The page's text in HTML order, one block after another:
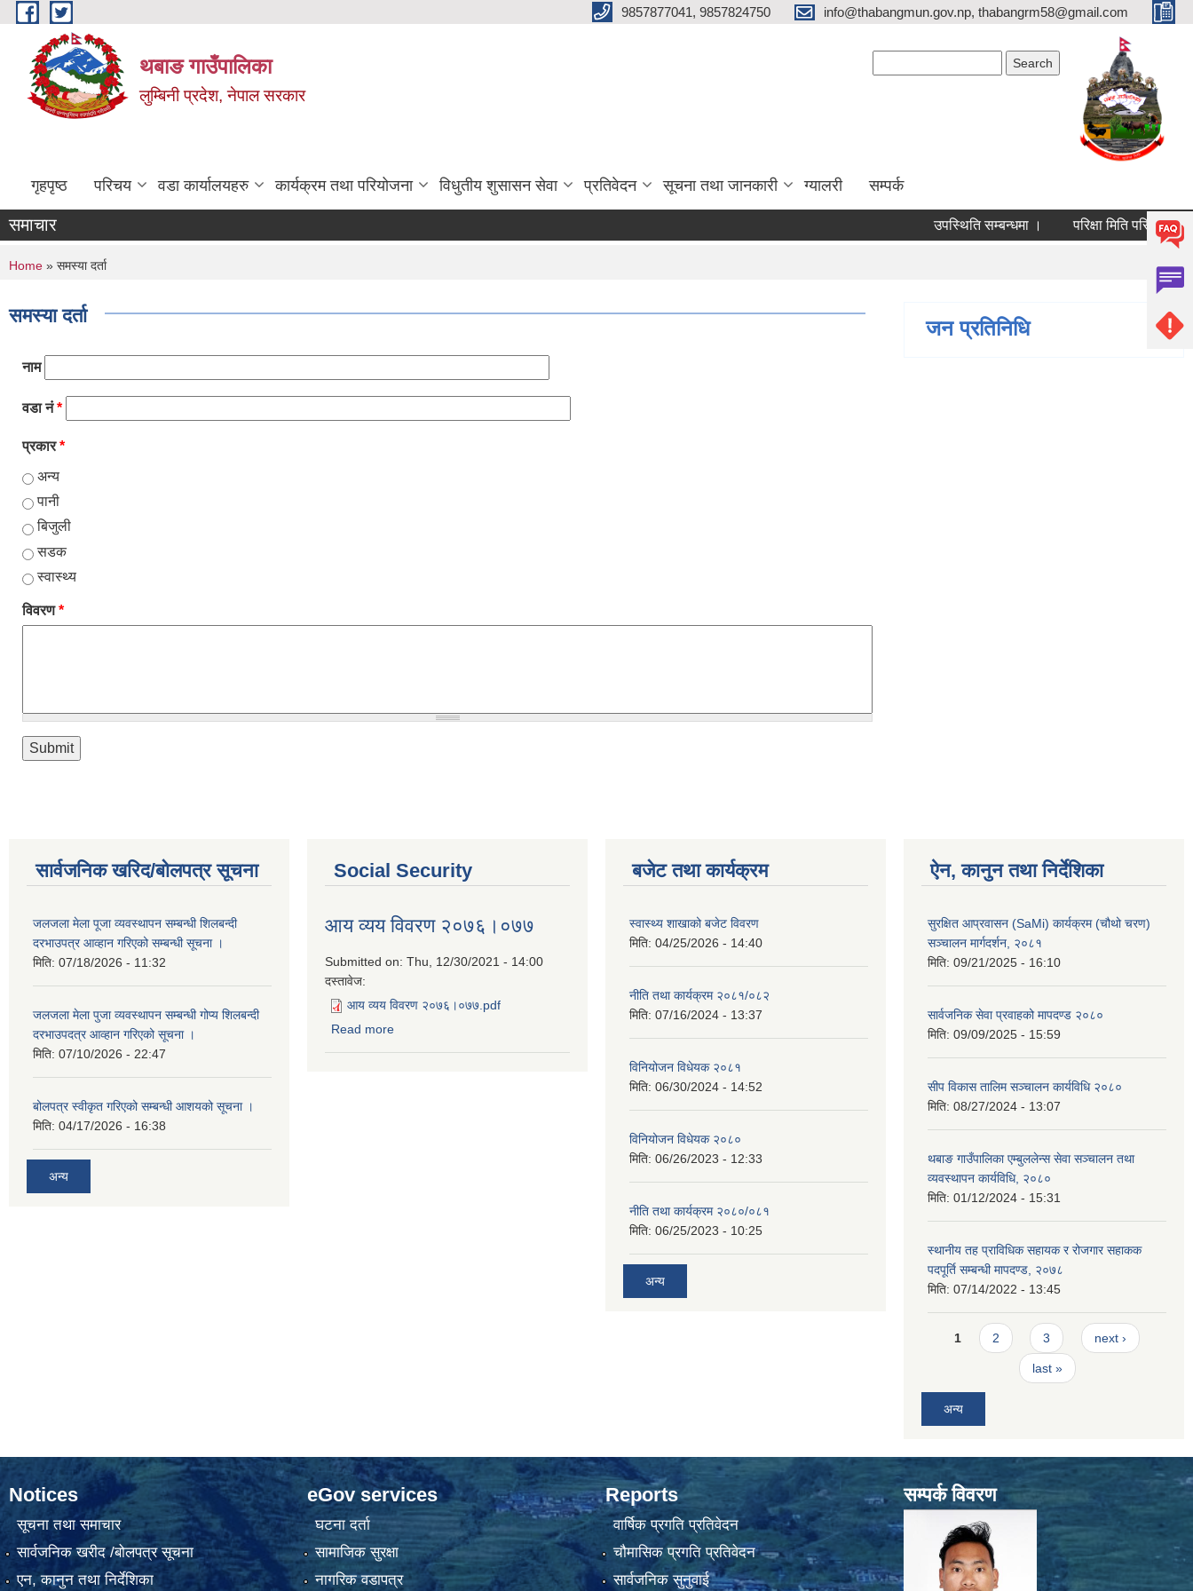
Skip to main content 9857877041, 9857824750 info@thabangmun.gov.np, thabangrm58@gmail.com
थबाङ गाउँपालिका
लुम्बिनी प्रदेश, नेपाल सरकार
गृहपृष्ठ परिचय वडा कार्यालयहरु कार्यक्रम तथा परियोजना विधुतीय शुसासन सेवा प्रतिवेदन सूचना तथा जानकारी ग्यालरी सम्पर्क
समाचार उपस्थिति सम्बन्धमा । परिक्षा मिति परिवर्तन
You are here
Home » समस्या दर्ता
समस्या दर्ता
नाम
वडा नं*
प्रकार*
अन्य
पानी
बिजुली
सडक
स्वास्थ्य
विवरण*
जन प्रतिनिधि
सार्वजनिक खरिद/बोलपत्र सूचना
जलजला मेला पूजा व्यवस्थापन सम्बन्धी शिलबन्दी
दरभाउपत्र आव्हान गरिएको सम्बन्धी सूचना ।
मिति: 07/18/2026 - 11:32
जलजला मेला पुजा व्यवस्थापन सम्बन्धी गोप्य शिलबन्दी
दरभाउपदत्र आव्हान गरिएको सूचना ।
मिति: 07/10/2026 - 22:47
बोलपत्र स्वीकृत गरिएको सम्बन्धी आशयको सूचना ।
मिति: 04/17/2026 - 16:38
अन्य
Social Security
आय व्यय विवरण २०७६।०७७
Submitted on: Thu, 12/30/2021 - 14:00
दस्तावेज:
आय व्यय विवरण २०७६।०७७.pdf
Read more
बजेट तथा कार्यक्रम
स्वास्थ्य शाखाको बजेट विवरण
मिति: 04/25/2026 - 14:40
नीति तथा कार्यक्रम २०८१/०८२
मिति: 07/16/2024 - 13:37
विनियोजन विधेयक २०८१
मिति: 06/30/2024 - 14:52
विनियोजन विधेयक २०८०
मिति: 06/26/2023 - 12:33
नीति तथा कार्यक्रम २०८०/०८१
मिति: 06/25/2023 - 10:25
अन्य
ऐन, कानुन तथा निर्देशिका
सुरक्षित आप्रवासन (SaMi) कार्यक्रम (चौथो चरण)
सञ्चालन मार्गदर्शन, २०८१
मिति: 09/21/2025 - 16:10
सार्वजनिक सेवा प्रवाहको मापदण्ड २०८०
मिति: 09/09/2025 - 15:59
सीप विकास तालिम सञ्चालन कार्यविधि २०८०
मिति: 08/27/2024 - 13:07
थबाङ गाउँपालिका एम्बुललेन्स सेवा सञ्चालन तथा
व्यवस्थापन कार्यविधि, २०८०
मिति: 01/12/2024 - 15:31
स्थानीय तह प्राविधिक सहायक र रोजगार सहाकक
पदपूर्ति सम्बन्धी मापदण्ड, २०७८
मिति: 07/14/2022 - 13:45
Pages
1 2 3 next ›
last »
अन्य
Notices
सूचना तथा समाचार
सार्वजनिक खरीद /बोलपत्र सूचना
एन, कानुन तथा निर्देशिका
eGov services
घटना दर्ता
सामाजिक सुरक्षा
नागरिक वडापत्र
Reports
वार्षिक प्रगति प्रतिवेदन
चौमासिक प्रगति प्रतिवेदन
सार्वजनिक सुनुवाई
सम्पर्क विवरण